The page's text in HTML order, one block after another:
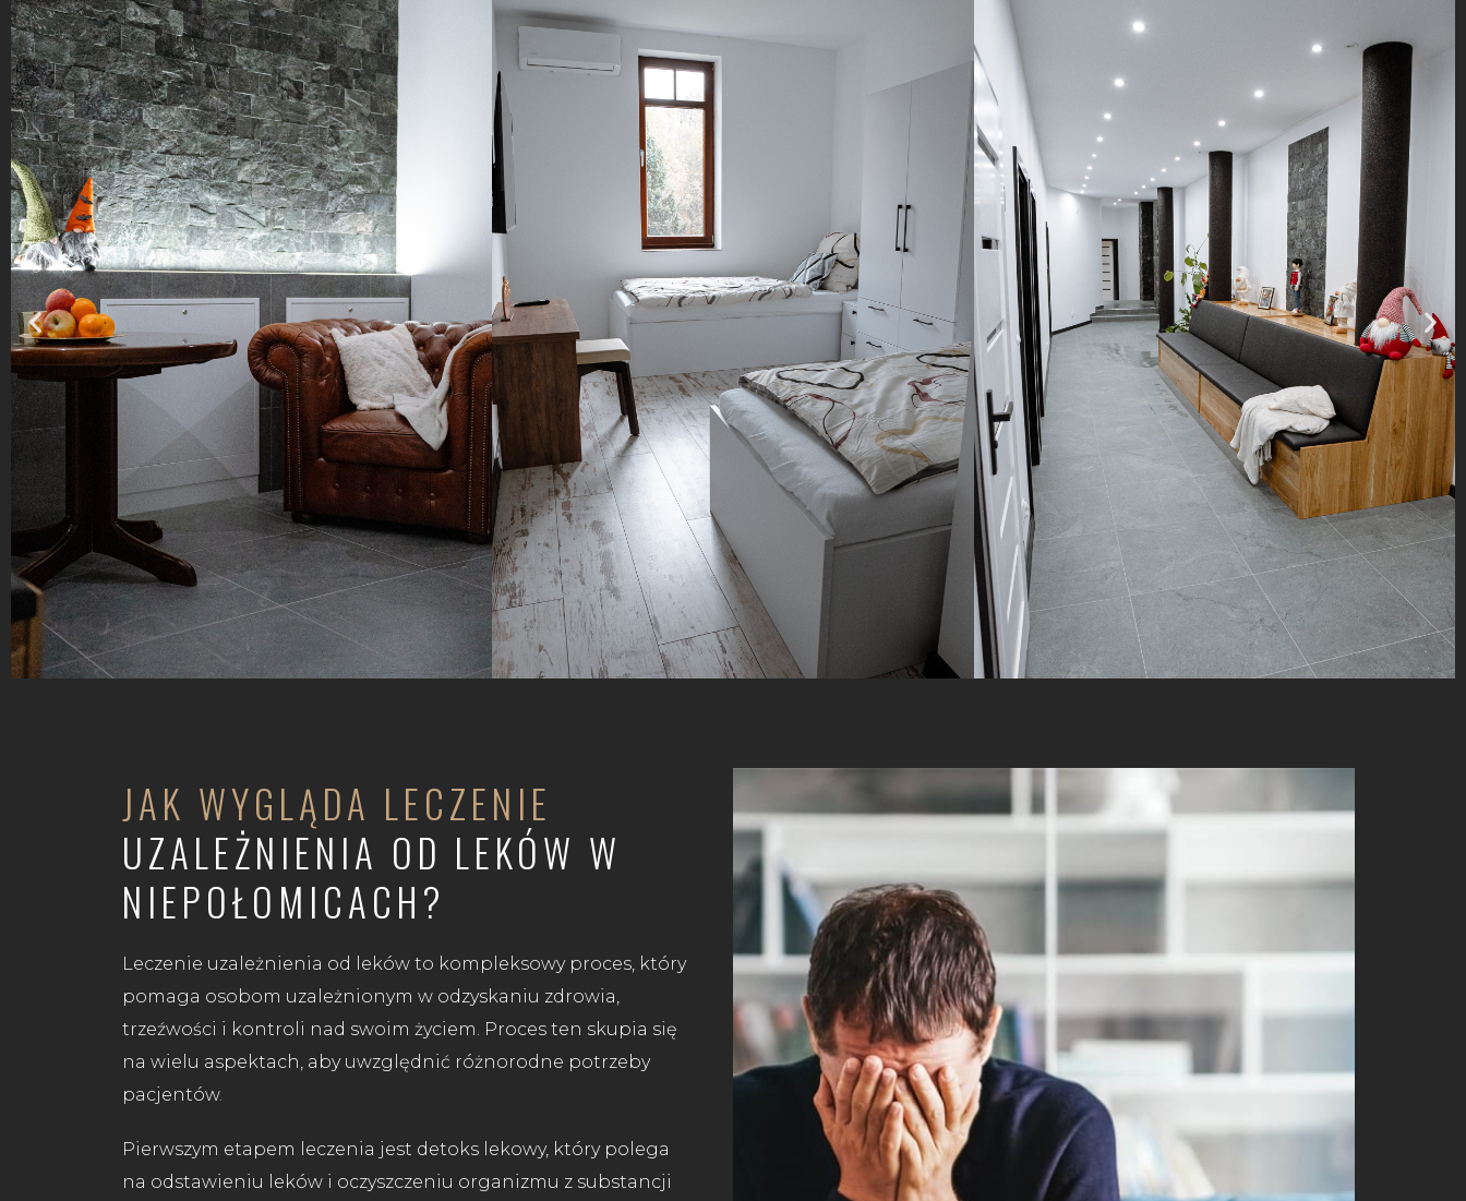
JAK WYGLĄDA LECZENIE
UZALEŻNIENIA OD LEKÓW W
NIEPOŁOMICACH?
Leczenie uzależnienia od leków to kompleksowy proces, który
pomaga osobom uzależnionym w odzyskaniu zdrowia,
trzeźwości i kontroli nad swoim życiem. Proces ten skupia się
na wielu aspektach, aby uwzględnić różnorodne potrzeby
pacjentów.
Pierwszym etapem leczenia jest detoks lekowy, który polega
na odstawieniu leków i oczyszczeniu organizmu z substancji